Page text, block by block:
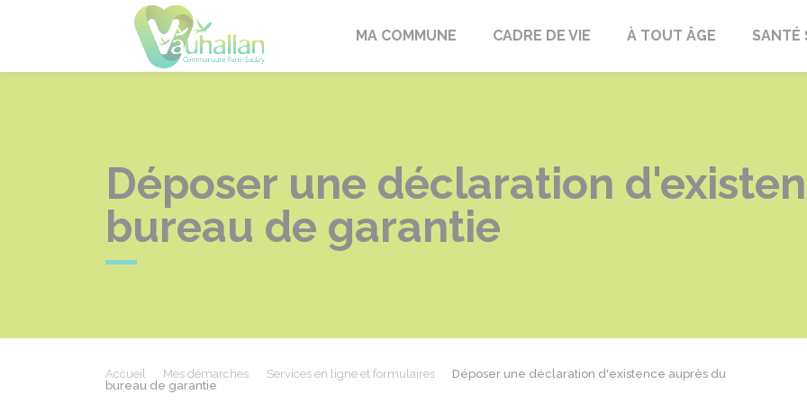
VauhallanMA COMMUNE CADRE DE VIE À TOUT ÂGE SANTÉ
Déposer une déclaration
bureau de garantie
Accueil Mes démarches Services en ligne et formulaires
Déposer une déclaration d'existence auprès du
bureau de garantie